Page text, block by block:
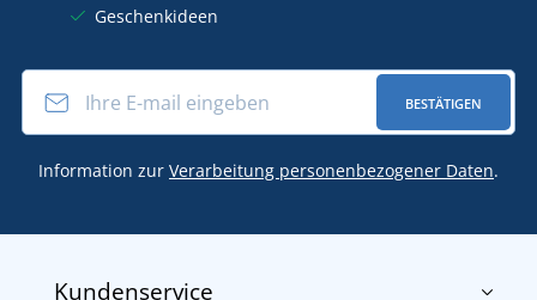
Geschenkideen
BESTÄTIGEN
Information zur Verarbeitung personenbezogener Daten.
Kundenservice